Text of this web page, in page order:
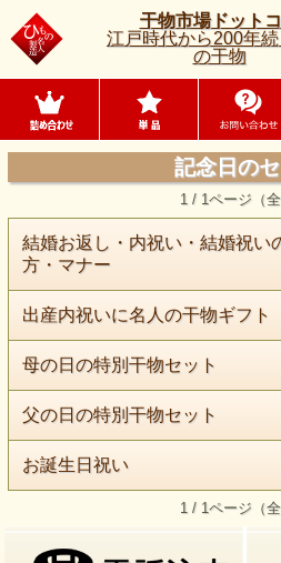
干物市場ドット
江戸時代から200年
の干物
記念日の
1 / 1ページ（全
結婚お返し・内祝い・結婚祝い
方・マナー
出産内祝いに名人の干物ギフト
母の日の特別干物セット
父の日の特別干物セット
お誕生日祝い
1 / 1ページ（全